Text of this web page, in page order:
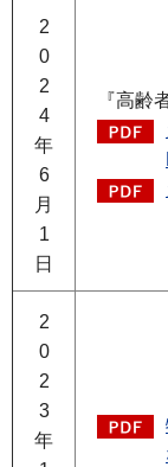
2
0
2
4
年
6
月
1
日
『高齢
2
0
2
3
年